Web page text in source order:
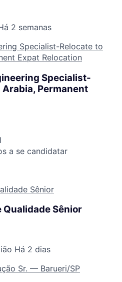
2 semanas
Specialist-Relocate to
Expat Relocation
Specialist-
Arabia, Permanent
a se candidatar
Sênior
Sênior
Há 2 dias
Sr. — Barueri/SP